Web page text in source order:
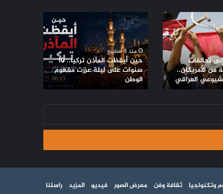
تحالفات
من الأمريكان..
العراقي
حين
أيقظت
المآذن
تركيا..
10
سنوات
على
ليلة
منذ 3 أسابيع
حين أيقظت المآذن تركيا.. 10
سنوات على ليلة عززت مفهوم
الوطن
وتكنولجيا ثقافة وفن معرض الصور فيديو المزيد راسلنا